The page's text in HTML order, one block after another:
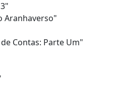
Aranhaverso"
Contas: Parte Um"